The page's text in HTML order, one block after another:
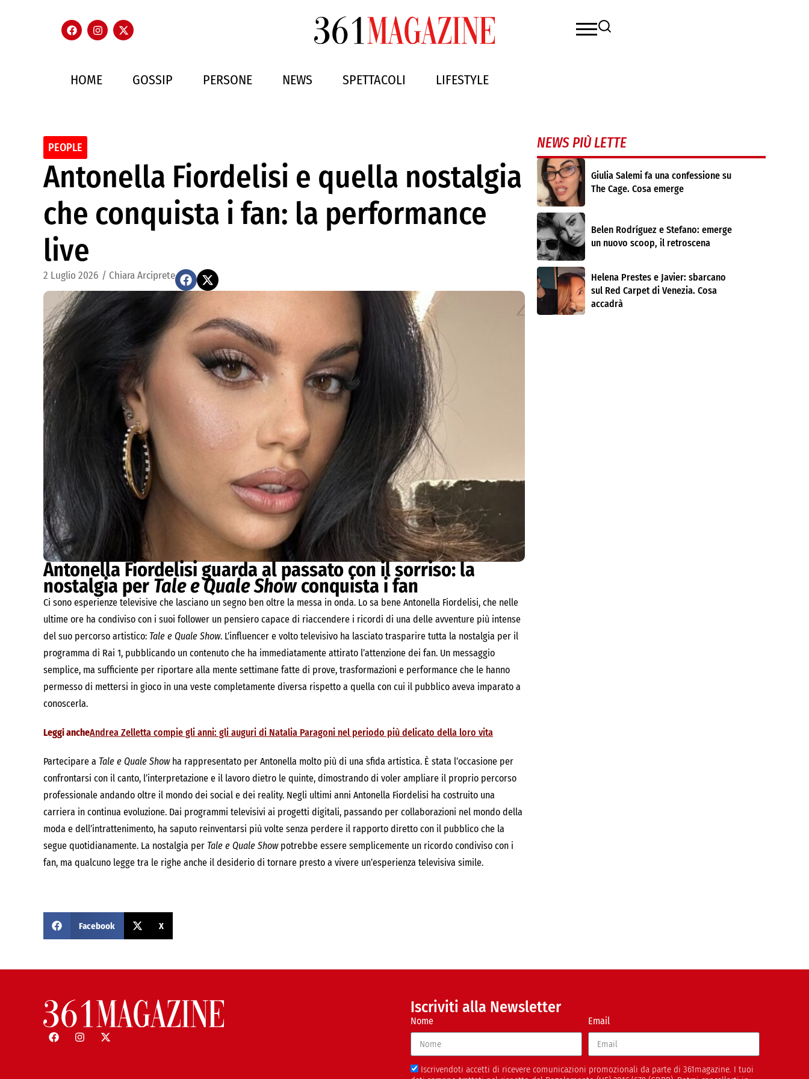
HOME GOSSIP PERSONE NEWS SPETTACOLI LIFESTYLE
PEOPLE
Antonella Fiordelisi e quella nostalgia
che conquista i fan: la performance
live
2 Luglio 2026 / Chiara Arciprete
Antonella Fiordelisi guarda al passato con il sorriso: la
nostalgia per Tale e Quale Showconquista i fan
Ci sono esperienze televisive che lasciano un segno ben oltre la messa in onda. Lo sa bene Antonella Fiordelisi, che nelle
ultime ore ha condiviso con i suoi follower un pensiero capace di riaccendere i ricordi di una delle avventure più intense
del suo percorso artistico: Tale e Quale Show. L’influencer e volto televisivo ha lasciato trasparire tutta la nostalgia per il
programma di Rai 1, pubblicando un contenuto che ha immediatamente attirato l’attenzione dei fan. Un messaggio
semplice, ma sufficiente per riportare alla mente settimane fatte di prove, trasformazioni e performance che le hanno
permesso di mettersi in gioco in una veste completamente diversa rispetto a quella con cui il pubblico aveva imparato a
conoscerla.
Leggi ancheAndrea Zelletta compie gli anni: gli auguri di Natalia Paragoni nel periodo più delicato della loro vita
Partecipare a Tale e Quale Showha rappresentato per Antonella molto più di una sfida artistica. È stata l’occasione per
confrontarsi con il canto, l’interpretazione e il lavoro dietro le quinte, dimostrando di voler ampliare il proprio percorso
professionale andando oltre il mondo dei social e dei reality. Negli ultimi anni Antonella Fiordelisi ha costruito una
carriera in continua evoluzione. Dai programmi televisivi ai progetti digitali, passando per collaborazioni nel mondo della
moda e dell’intrattenimento, ha saputo reinventarsi più volte senza perdere il rapporto diretto con il pubblico che la
segue quotidianamente. La nostalgia per Tale e Quale Showpotrebbe essere semplicemente un ricordo condiviso con i
fan, ma qualcuno legge tra le righe anche il desiderio di tornare presto a vivere un’esperienza televisiva simile.
Facebook X
NEWS PIÙ LETTE
Giulia Salemi fa una confessione su
The Cage. Cosa emerge
Belen Rodríguez e Stefano: emerge
un nuovo scoop, il retroscena
Helena Prestes e Javier: sbarcano
sul Red Carpet di Venezia. Cosa
accadrà
Iscriviti alla Newsletter
Nome Email
Iscrivendoti accetti di ricevere comunicazioni promozionali da parte di 361magazine. I tuoi